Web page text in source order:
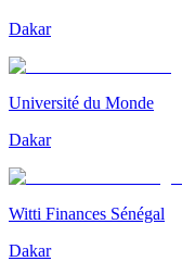
Dakar
Université du Monde
Dakar
Witti Finances Sénégal
Dakar